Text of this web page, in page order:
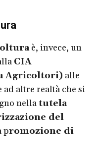
è, invece, un
CIA
Agricoltori) alle
ad altre realtà che si
nella tutela
del
promozione di